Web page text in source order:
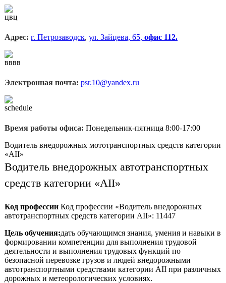
Адрес: г. Петрозаводск, ул. Зайцева, 65, офис 112.
Электронная почта: psr.10@yandex.ru
Время работы офиса: Понедельник-пятница 8:00-17:00
Водитель внедорожных мототранспортных средств категории
«АII»
Водитель внедорожных автотранспортных
средств категории «АII»
Код профессии Код профессии «Водитель внедорожных
автотранспортных средств категории AII»: 11447
Цель обучения:дать обучающимся знания, умения и навыки в
формировании компетенции для выполнения трудовой
деятельности и выполнения трудовых функций по
безопасной перевозке грузов и людей внедорожными
автотранспортными средствами категории AII при различных
дорожных и метеорологических условиях.